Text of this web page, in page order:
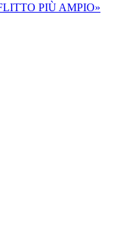
PIÙ AMPIO»